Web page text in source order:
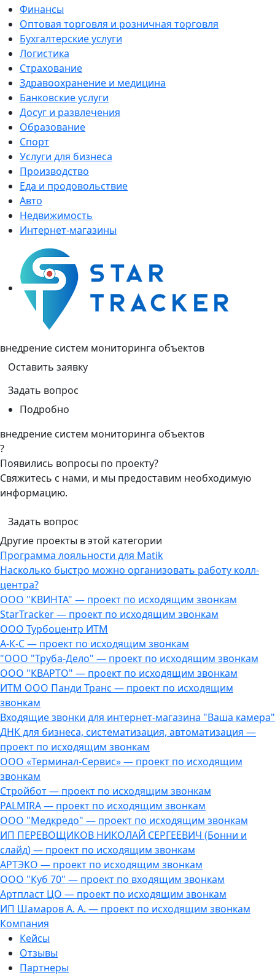
Финансы
Оптовая торговля и розничная торговля
Бухгалтерские услуги
Логистика
Страхование
Здравоохранение и медицина
Банковские услуги
Досуг и развлечения
Образование
Спорт
Услуги для бизнеса
Производство
Еда и продовольствие
Авто
Недвижимость
Интернет-магазины
внедрение систем мониторинга объектов
Оставить заявку
Задать вопрос
Подробно
внедрение систем мониторинга объектов
?
Появились вопросы по проекту?
Свяжитесь с нами, и мы предоставим необходимую
информацию.
Задать вопрос
Другие проекты в этой категории
Программа лояльности для Matik
Насколько быстро можно организовать работу колл-
центра?
ООО "КВИНТА" — проект по исходящим звонкам
StarTracker — проект по исходящим звонкам
ООО Турбоцентр ИТМ
А-К-С — проект по исходящим звонкам
"ООО "Труба-Дело" — проект по исходящим звонкам
ООО "КВАРТО" — проект по исходящим звонкам
ИТМ ООО Панди Транс — проект по исходящим
звонкам
Входящие звонки для интернет-магазина "Ваша камера"
ДНК для бизнеса, систематизация, автоматизация —
проект по исходящим звонкам
ООО «Терминал-Сервис» — проект по исходящим
звонкам
Стройбот — проект по исходящим звонкам
PALMIRA — проект по исходящим звонкам
ООО "Медкредо" — проект по исходящим звонкам
ИП ПЕРЕВОЩИКОВ НИКОЛАЙ СЕРГЕЕВИЧ (Бонни и
слайд) — проект по исходящим звонкам
АРТЭКО — проект по исходящим звонкам
ООО "Куб 70" — проект по входящим звонкам
Артпласт ЦО — проект по исходящим звонкам
ИП Шамаров А. А. — проект по исходящим звонкам
Компания
Кейсы
Отзывы
Партнеры